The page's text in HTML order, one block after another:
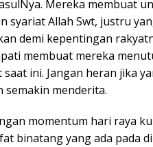
Mereka membuat
syariat Allah Swt, justru
demi kepentingan
membuat mereka
saat ini. Jangan heran jika
semakin menderita.
momentum hari raya
binatang yang ada pada